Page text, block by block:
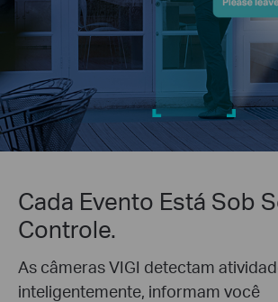
Cada Evento Está Sob
Controle.
As câmeras VIGI detectam
inteligentemente, informam você